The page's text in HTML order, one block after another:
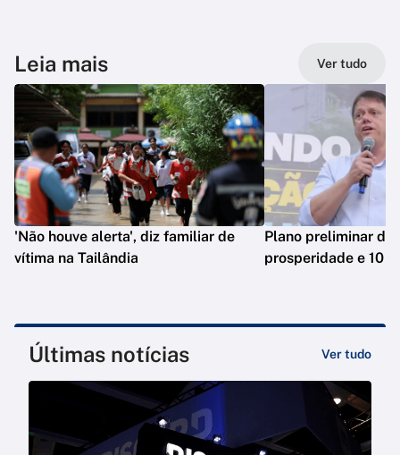
Leia mais Ver tudo
'Não houve alerta', diz familiar de
vítima na Tailândia
Plano preliminar de
prosperidade e 10
Últimas notícias Ver tudo